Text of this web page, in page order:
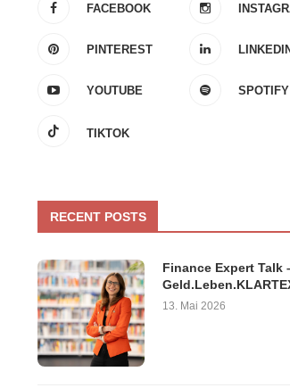
FACEBOOK
PINTEREST LINKEDIN
YOUTUBE SPOTIFY
TIKTOK
RECENT POSTS
Finance Expert Talk
13. Mai 2026